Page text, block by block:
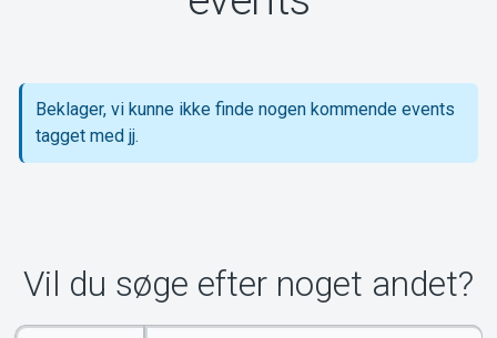
Om Tickster
Beklager, vi kunne ikke finde nogen kommende events
tagget med jj.
Vil du søge efter noget andet?